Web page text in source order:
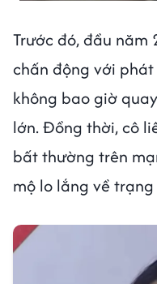
Trước đó, đầu năm
chấn động với phát
không bao giờ
lớn. Đồng thời, cô
bất thường trên
mộ lo lắng về